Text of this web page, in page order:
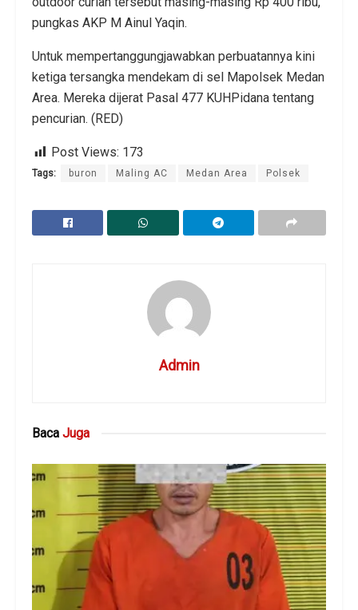
pungkas AKP M Ainul Yaqin.
Untuk mempertanggungjawabkan perbuatannya kini
ketiga tersangka mendekam di sel Mapolsek Medan
Area. Mereka dijerat Pasal 477 KUHPidana tentang
pencurian. (RED)
Post Views: 173
Tags: buron Maling AC Medan Area Polsek
Admin
Baca Juga